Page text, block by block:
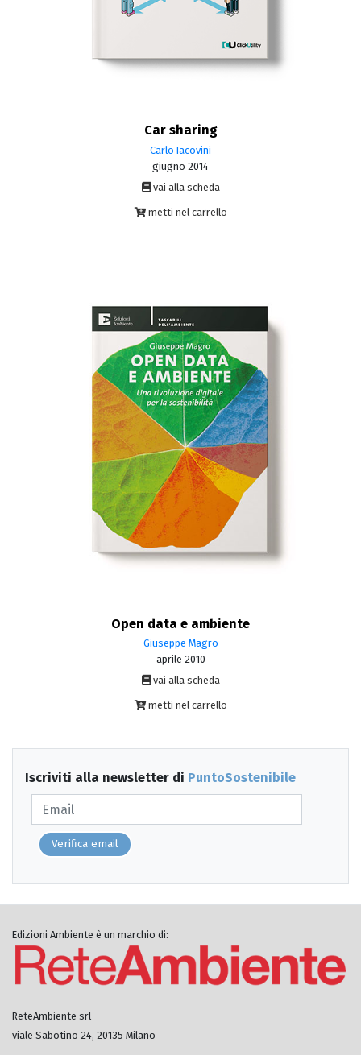
Car sharing
Carlo Iacovini
giugno 2014
vai alla scheda
metti nel carrello
Open data e ambiente
Giuseppe Magro
aprile 2010
vai alla scheda
metti nel carrello
Iscriviti alla newsletter di PuntoSostenibile
Verifica email
Edizioni Ambiente è un marchio di:
ReteAmbiente srl
viale Sabotino 24, 20135 Milano